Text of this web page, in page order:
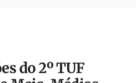
do 2º TUF